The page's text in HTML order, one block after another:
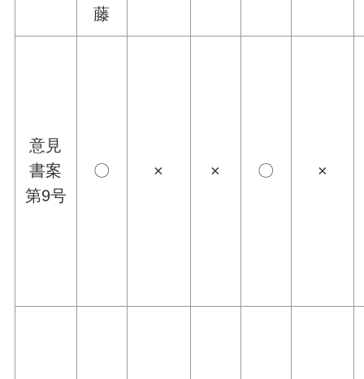
藤
意見
書案
第9号
〇 × × 〇 ×